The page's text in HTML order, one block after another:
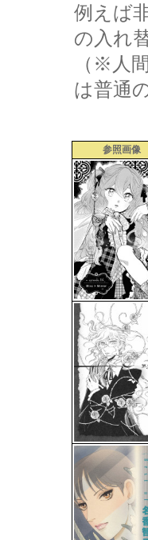
例えば
の入れ
（※人
は普通
参照画像